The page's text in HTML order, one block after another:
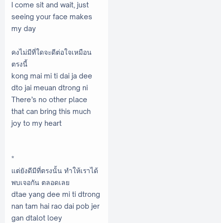
I come sit and wait, just
seeing your face makes
my day
คงไม่มีที่ใดจะดีต่อใจเหมือน
ตรงนี้
kong mai mi ti dai ja dee
dto jai meuan dtrong ni
There’s no other place
that can bring this much
joy to my heart
*
แต่ยังดีมีที่ตรงนั้น ทำให้เราได้
พบเจอกัน ตลอดเลย
dtae yang dee mi ti dtrong
nan tam hai rao dai pob jer
gan dtalot loey